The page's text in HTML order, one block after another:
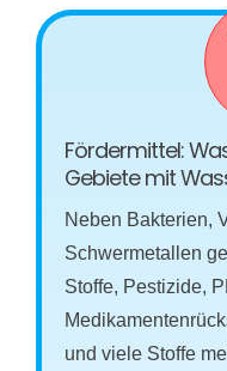
Fördermittel:
Gebiete mit
Neben Bakterien,
Schwermetallen
Stoffe, Pestizide,
und viele Stoffe